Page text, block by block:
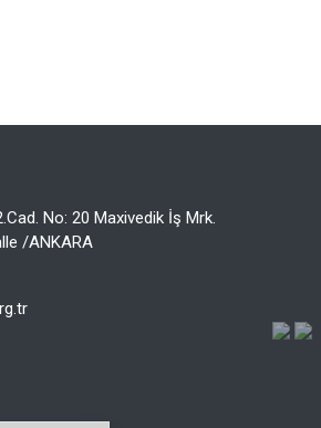
No: 20 Maxivedik İş Mrk.
/ANKARA